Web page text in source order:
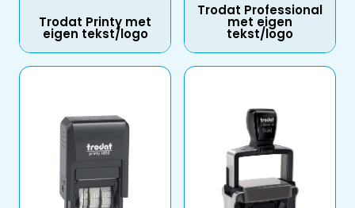
Trodat Printy met
eigen tekst/logo
Trodat Professional
met eigen
tekst/logo